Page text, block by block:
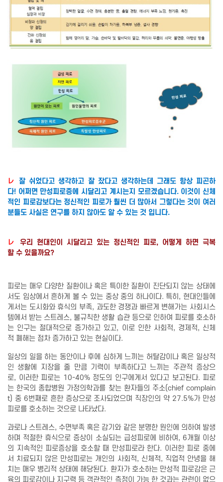
レ 잘 쉬었다고 생각하고 잘 잤다고 생각하는데 그래도 항상 피곤하
다! 어쩌면 만성피로증에시달리고 계시는지 모르겠습니다. 이것이 신체
적인 피로감보다는 정신적인 피로가 훨씬 더 많아서 그렇다는 것이 여러
분들도 사실은 연구를 하지 않아도 알 수 있는 것 입니다.
レ 우리 현대인이 시달리고 있는 정신적인 피로, 어떻게 하면 극복
할 수 있을까요?
피로는 매우 다양한 질환이나 혹은 특이한 질환이 진단되지 않는 상태에
서도 임상에서 흔하게 볼 수 있는 중상 중의 하나이다. 특히, 현대인들에
게서는 도시화와 휴식의 부족, 과도한 경쟁과 빠르게 변해가는 사회시스
템에서 받는 스트레스, 불규칙한 생활 습관 등으로 인하여 피로를 호소하
는 인구는 절대적으로 증가하고 있고, 이로 인한 사회적, 경제적, 신체
적 폐해는 점차 증가하고 있는 현실이다.
일상의 일을 하는 동안이나 후에 심하게 느끼는 허탈감이나 혹은 일상적
인 생활에 지장을 줄 만큼 기력이 부족하다고 느끼는 주관적 증상으
로, 이러한 피로는 10-40% 정도의 인구에게서 있다고 보고된다. 피로
는 한국의 종합병원 가정의학과를 찾는 환자들의 주소(chief complain
t) 중 6번째로 흔한 증상으로 조사되었으며 직장인의 약 27.5%가 만성
피로를 호소하는 것으로 나타났다.
과로나 스트레스, 수면부족 혹은 감기와 같은 분명한 원인에 의하여 발생
하며 적절한 휴식으로 증상이 소실되는 급성피로에 비하여, 6개월 이상
의 지속적인 피로증상을 호소할 때 만성피로라 한다. 이러한 피로 중에
서 치료되지 않은 만성피로는 개인의 사회적, 신체적, 직업적 안녕을 해
치는 매우 병리적 상태에 해당된다. 환자가 호소하는 만성적 피로감은 근
육의 피로감이나 지구력 등 객관적인 측정이 가능 한 것과는 관런이 없으